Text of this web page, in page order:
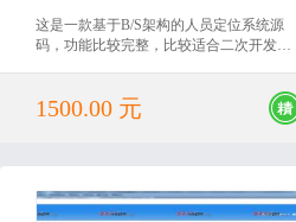
这是一款基于B/S架构的人员定位系统源
码，功能比较完整，比较适合二次开发人
1500.00 元